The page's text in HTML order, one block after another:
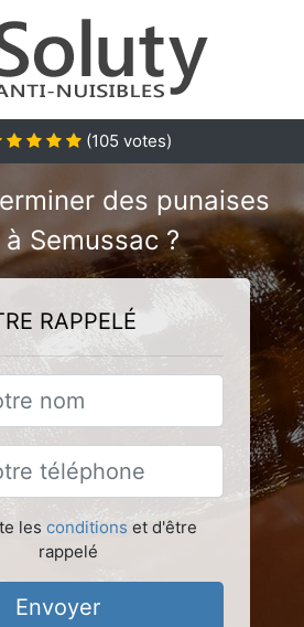
(105 votes)
des punaises
Semussac ?
RAPPELÉ
les conditions et d'être
rappelé
Envoyer